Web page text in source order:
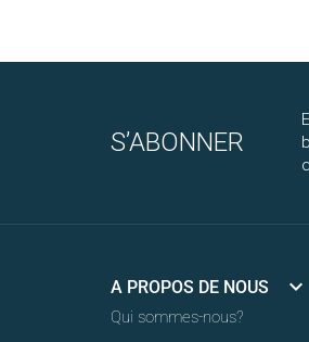
S’ABONNER
A PROPOS DE NOUS 
Qui sommes-nous?